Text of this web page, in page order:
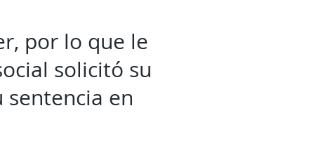
por lo que le
solicitó su
en